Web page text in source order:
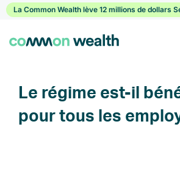
PasserLa Common Wealth lève 12 millions de dollars
Le régime est-il
pour tous les